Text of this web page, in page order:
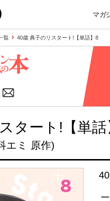
マガ
覧 40歳 典子のリスタート!【単話】8
タート!【単話
エミ 原作)
—